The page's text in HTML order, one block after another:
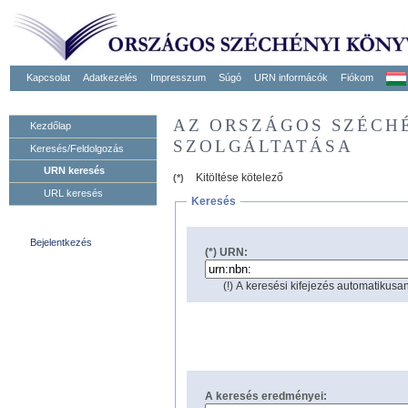
Kapcsolat Adatkezelés Impresszum Súgó URN informácók Fiókom
Kezdőlap
Keresés/Feldolgozás
URN keresés
URL keresés
Bejelentkezés
AZ ORSZÁGOS
SZOLGÁLTATÁSA
(*)
Kitöltése kötelező
Keresés
(*) URN:
(!) A keresési kifejezés
A keresés eredményei: